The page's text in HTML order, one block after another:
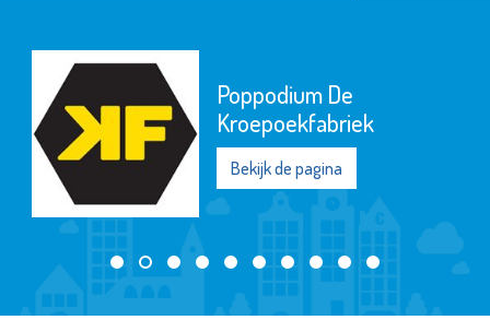
Poppodium De
Kroepoekfabriek
Bekijk de pagina